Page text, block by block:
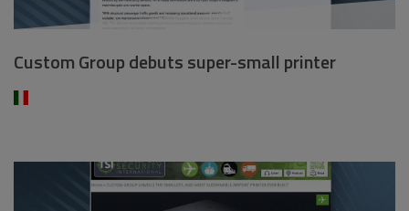
Custom Group debuts super-small printer